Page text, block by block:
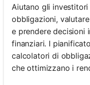
Aiutano gli
obbligazioni,
e prendere decisioni
finanziari. I
calcolatori di
che ottimizzano i